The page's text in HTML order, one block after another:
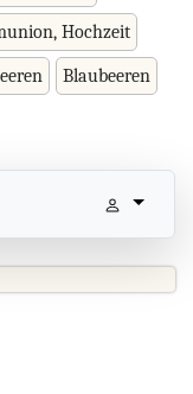
Hochzeit
Blaubeeren